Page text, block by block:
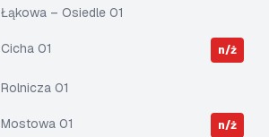
Łąkowa – Osiedle 01
Cicha 01 n/ż
Rolnicza 01
Mostowa 01 n/ż